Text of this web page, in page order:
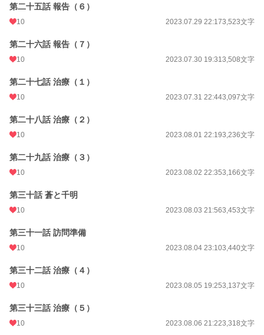
第二十五話 報告（６）
10 2023.07.29 22:173,523文字
第二十六話 報告（７）
10 2023.07.30 19:313,508文字
第二十七話 治療（１）
10 2023.07.31 22:443,097文字
第二十八話 治療（２）
10 2023.08.01 22:193,236文字
第二十九話 治療（３）
10 2023.08.02 22:353,166文字
第三十話 蒼と千明
10 2023.08.03 21:563,453文字
第三十一話 訪問準備
10 2023.08.04 23:103,440文字
第三十二話 治療（４）
10 2023.08.05 19:253,137文字
第三十三話 治療（５）
10 2023.08.06 21:223,318文字